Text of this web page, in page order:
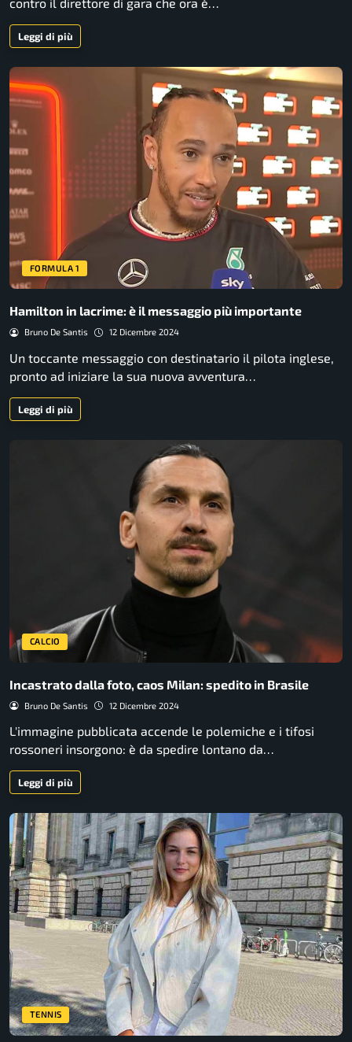
Leggi di più
FORMULA 1
Hamilton in lacrime: è il messaggio più importante
Bruno De Santis 12 Dicembre 2024
Un toccante messaggio con destinatario il pilota inglese,
pronto ad iniziare la sua nuova avventura…
Leggi di più
CALCIO
Incastrato dalla foto, caos Milan: spedito in Brasile
Bruno De Santis 12 Dicembre 2024
L'immagine pubblicata accende le polemiche e i tifosi
rossoneri insorgono: è da spedire lontano da…
Leggi di più
TENNIS